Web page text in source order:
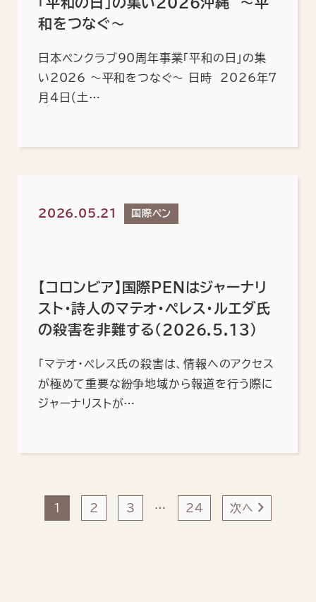
和をつなぐ～
日本ペンクラブ90周年事業「平和の日」の集
い2026 ～平和をつなぐ～ 日時 2026年7
月4日（土…
2026.05.21 国際ペン
【コロンビア】国際PENはジャーナリ
スト・詩人のマテオ・ペレス・ルエダ氏
の殺害を非難する（2026.5.13）
「マテオ・ペレス氏の殺害は、情報へのアクセス
が極めて重要な紛争地域から報道を行う際に
ジャーナリストが…
1 2 3 … 24 次へ